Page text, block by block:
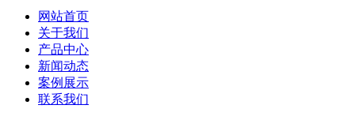
网站首页
关于我们
产品中心
新闻动态
案例展示
联系我们